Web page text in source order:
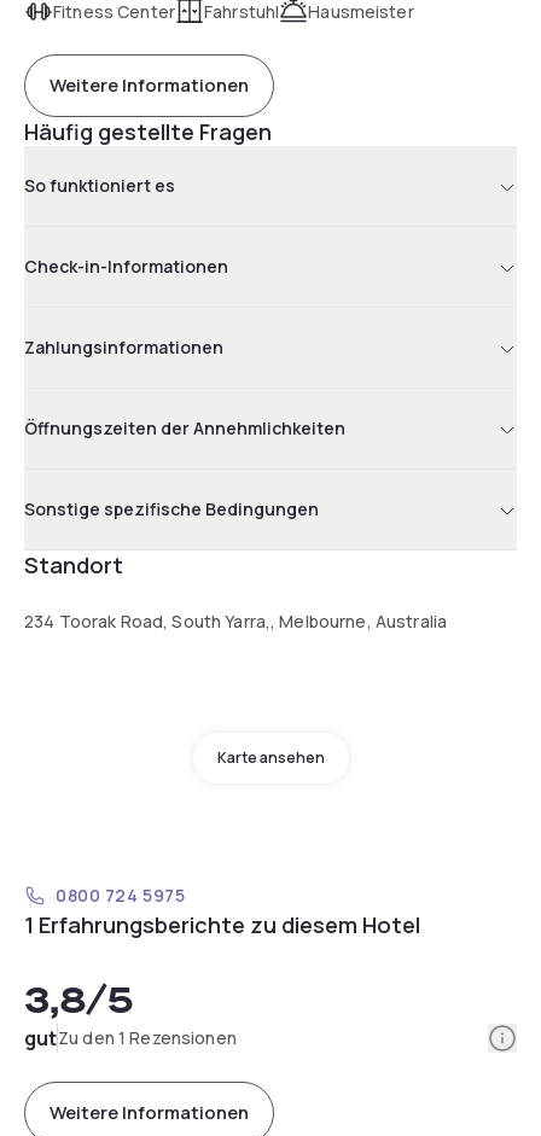
Fitness Center Fahrstuhl Hausmeister
Weitere Informationen
Häufig gestellte Fragen
So funktioniert es
Check-in-Informationen
Zahlungsinformationen
Öffnungszeiten der Annehmlichkeiten
Sonstige spezifische Bedingungen
Standort
234 Toorak Road, South Yarra,, Melbourne, Australia
Karte ansehen
0800 724 5975
1 Erfahrungsberichte zu diesem Hotel
3,8/5
gutZu den 1 Rezensionen
Weitere Informationen